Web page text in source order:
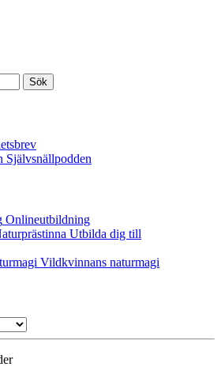
Självsnällpodden
Onlineutbildning
Utbilda dig till
Vildkvinnans naturmagi